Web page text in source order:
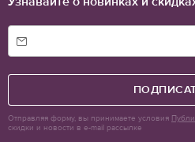
Отправляя форму, вы принимаете условия
скидки и новости в e-mail рассылке